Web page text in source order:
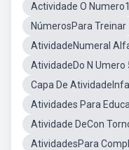
Actividade O
NúmerosPara Treinar
AtividadeNumeral
AtividadeDo N Umero
Capa De
Atividades Para
Atividade DeCon
AtividadesPara